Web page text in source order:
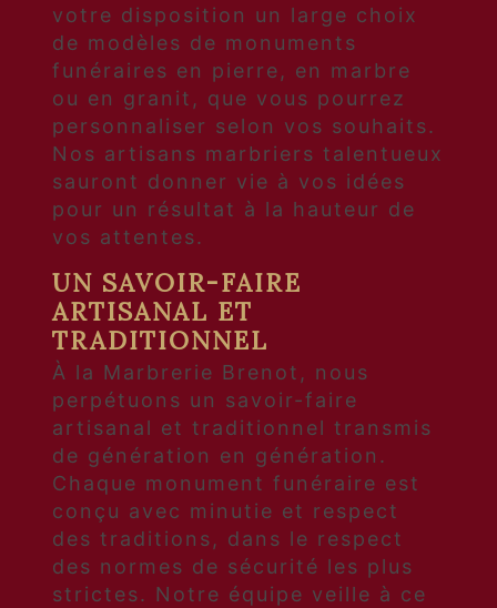
votre disposition un large choix
de modèles de monuments
funéraires en pierre, en marbre
ou en granit, que vous pourrez
personnaliser selon vos souhaits.
Nos artisans marbriers talentueux
sauront donner vie à vos idées
pour un résultat à la hauteur de
vos attentes.
UN SAVOIR-FAIRE
ARTISANAL ET
TRADITIONNEL
À la Marbrerie Brenot, nous
perpétuons un savoir-faire
artisanal et traditionnel transmis
de génération en génération.
Chaque monument funéraire est
conçu avec minutie et respect
des traditions, dans le respect
des normes de sécurité les plus
strictes. Notre équipe veille à ce